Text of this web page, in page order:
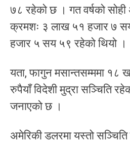
७८ रहेको छ । गत वर्षको सोही
क्रमशः ३ लाख ५१ हजार ७
हजार ५ सय ५९ रहेको थियो ।
यता, फागुन मसान्तसम्ममा १८
रुपैयाँ विदेशी मुद्रा सञ्चिति
जनाएको छ ।
अमेरिकी डलरमा यस्तो